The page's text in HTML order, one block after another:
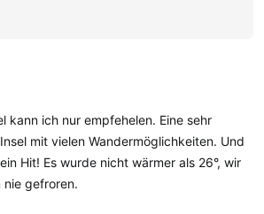
brauchen.
kann ich nur empfehelen. Eine sehr
mit vielen Wandermöglichkeiten. Und
Hit! Es wurde nicht wärmer als 26°, wir
gefroren.